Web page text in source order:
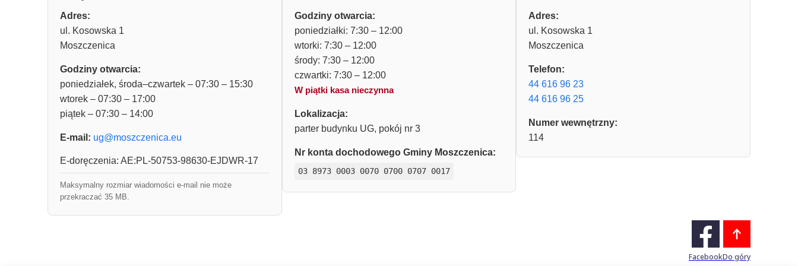
Adres:
ul. Kosowska 1
Moszczenica
Godziny otwarcia:
poniedziałek, środa–czwartek – 07:30 – 15:30
wtorek – 07:30 – 17:00
piątek – 07:30 – 14:00
E-mail: ug@moszczenica.eu
E-doręczenia: AE:PL-50753-98630-EJDWR-17
Maksymalny rozmiar wiadomości e-mail nie może
przekraczać 35 MB.
Godziny otwarcia:
poniedziałki: 7:30 – 12:00
wtorki: 7:30 – 12:00
środy: 7:30 – 12:00
czwartki: 7:30 – 12:00
W piątki kasa nieczynna
Lokalizacja:
parter budynku UG, pokój nr 3
Nr konta dochodowego Gminy Moszczenica:
03 8973 0003 0070 0700 0707 0017
Adres:
ul. Kosowska 1
Moszczenica
Telefon:
44 616 96 23
44 616 96 25
Numer wewnętrzny:
114
FacebookDo góry